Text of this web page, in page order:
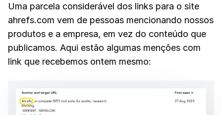
Uma parcela considerável dos links para o site
ahrefs.com vem de pessoas mencionando nossos
produtos e a empresa, em vez do conteúdo que
publicamos. Aqui estão algumas menções com
link que recebemos ontem mesmo: